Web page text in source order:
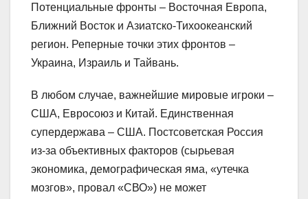
Потенциальные фронты – Восточная Европа,
Ближний Восток и Азиатско-Тихоокеанский
регион. Реперные точки этих фронтов –
Украина, Израиль и Тайвань.
В любом случае, важнейшие мировые игроки –
США, Евросоюз и Китай. Единственная
супердержава – США. Постсоветская Россия
из-за объективных факторов (сырьевая
экономика, демографическая яма, «утечка
мозгов», провал «СВО») не может